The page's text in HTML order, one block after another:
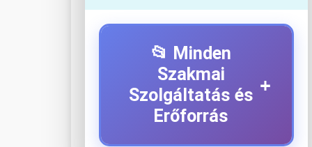
📂 Minden
Szakmai
Szolgáltatás és
Erőforrás
+